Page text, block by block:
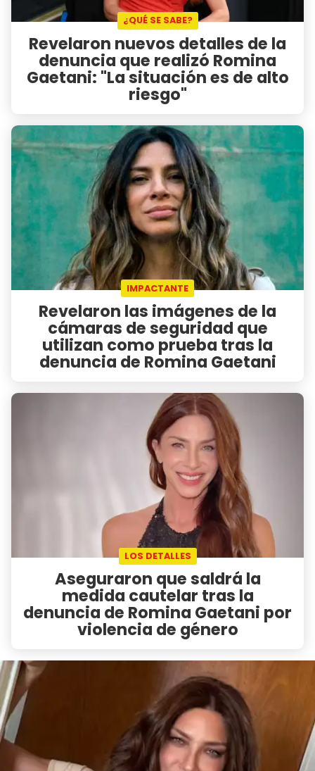
¿QUÉ SE SABE?
Revelaron nuevos detalles de la
denuncia que realizó Romina
Gaetani: "La situación es de alto
riesgo"
IMPACTANTE
Revelaron las imágenes de la
cámaras de seguridad que
utilizan como prueba tras la
denuncia de Romina Gaetani
LOS DETALLES
Aseguraron que saldrá la
medida cautelar tras la
denuncia de Romina Gaetani por
violencia de género